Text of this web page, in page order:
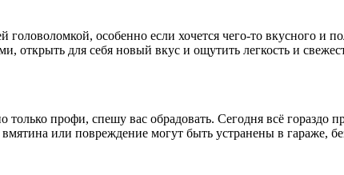
особенно если хочется чего-то вкусного и
открыть для себя новый вкус и ощутить легкость и
профи, спешу вас обрадовать. Сегодня всё гораздо
или повреждение могут быть устранены в гараже,